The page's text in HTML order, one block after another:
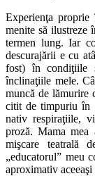
Experienţa
menite să ilustreze
termen lung. Iar
descurajării e cu
fost) în condiţiile
înclinaţiile mele.
muncă de lămurire
citit de timpuriu în
nativ respiraţiile,
proză. Mama mea
mişcare teatrală
„educatorul” meu
aproximativ